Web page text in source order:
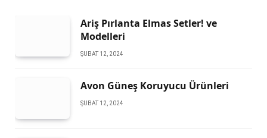
Ariş Pırlanta Elmas Setler! ve
Modelleri
ŞUBAT 12, 2024
Avon Güneş Koruyucu Ürünleri
ŞUBAT 12, 2024